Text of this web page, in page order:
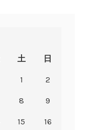
土 日
1 2
8 9
15 16